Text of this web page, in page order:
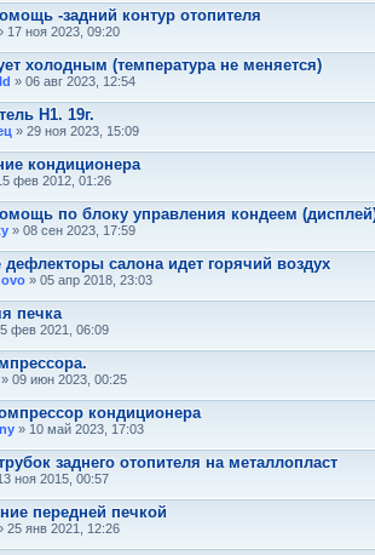
-задний контур отопителя
17 ноя 2023, 09:20
холодным (температура не меняется)
» 06 авг 2023, 12:54
H1. 19г.
» 29 ноя 2023, 15:09
кондиционера
фев 2012, 01:26
по блоку управления кондеем
» 08 сен 2023, 17:59
дефлекторы салона идет горячий воздух
» 05 апр 2018, 23:03
печка
фев 2021, 06:09
» 09 июн 2023, 00:25
кондиционера
» 10 май 2023, 17:03
заднего отопителя на металлопласт
ноя 2015, 00:57
передней печкой
25 янв 2021, 12:26